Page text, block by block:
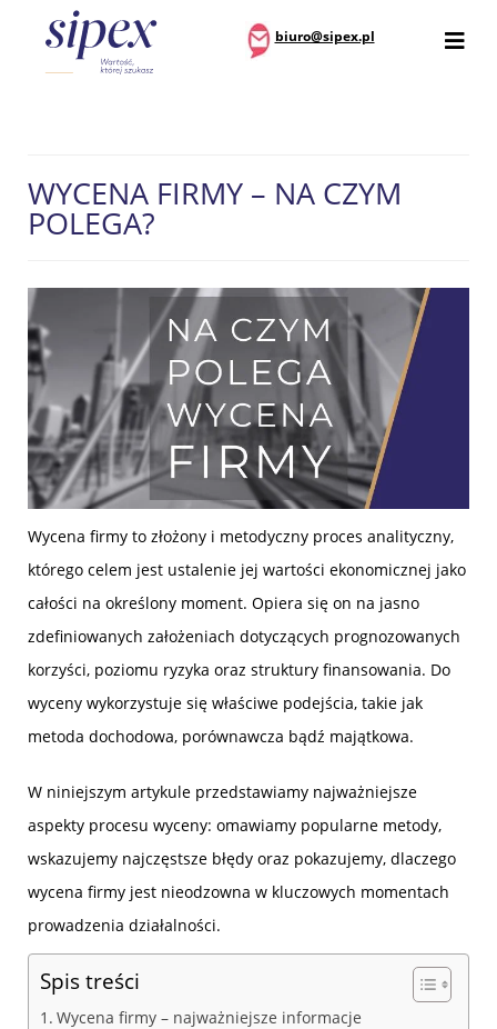
biuro@sipex.pl
WYCENA FIRMY – NA CZYM
POLEGA?
Wycena firmy to złożony i metodyczny proces analityczny,
którego celem jest ustalenie jej wartości ekonomicznej jako
całości na określony moment. Opiera się on na jasno
zdefiniowanych założeniach dotyczących prognozowanych
korzyści, poziomu ryzyka oraz struktury finansowania. Do
wyceny wykorzystuje się właściwe podejścia, takie jak
metoda dochodowa, porównawcza bądź majątkowa.
W niniejszym artykule przedstawiamy najważniejsze
aspekty procesu wyceny: omawiamy popularne metody,
wskazujemy najczęstsze błędy oraz pokazujemy, dlaczego
wycena firmy jest nieodzowna w kluczowych momentach
prowadzenia działalności.
Spis treści
Wycena firmy – najważniejsze informacje